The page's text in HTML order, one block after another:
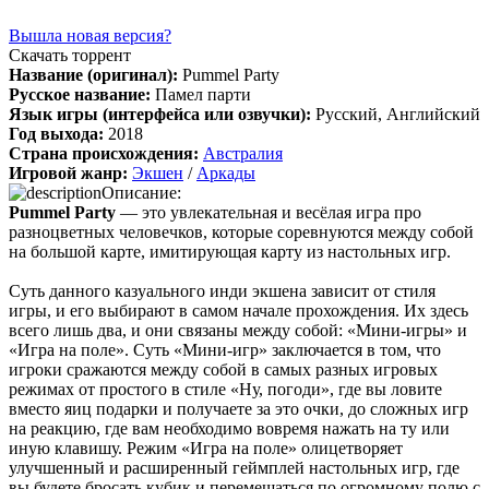
OST. На странице можно послушать онлайн полную версию,
включая треки от Paul Linford
Сборник получился добротный, наслаждайтесь!
Boycenunse:Добавьте пожалуйста саундтрек из игры NFS
Most Wanted, которая 2005 года.
Mifman:Добро пожаловать на игровой сайт mifman.ru
Делитесь играми с друзьями и добавляйте сайт в избранное.
В этом чате Вы можете общаться. Пишите свои отзывы и
комментарии к играм.
Вышла новая версия?
Скачать торрент
Название (оригинал): Pummel Party
Русское название: Памел парти
Язык игры (интерфейса или озвучки): Русский, Английский
Год выхода: 2018
Страна происхождения: Австралия
Игровой жанр: Экшен / Аркады
Описание:
Pummel Party — это увлекательная и весёлая игра про
разноцветных человечков, которые соревнуются между собой
на большой карте, имитирующая карту из настольных игр.
Суть данного казуального инди экшена зависит от стиля
игры, и его выбирают в самом начале прохождения. Их здесь
всего лишь два, и они связаны между собой: «Мини-игры» и
«Игра на поле». Суть «Мини-игр» заключается в том, что
игроки сражаются между собой в самых разных игровых
режимах от простого в стиле «Ну, погоди», где вы ловите
вместо яиц подарки и получаете за это очки, до сложных игр
на реакцию, где вам необходимо вовремя нажать на ту или
иную клавишу. Режим «Игра на поле» олицетворяет
улучшенный и расширенный геймплей настольных игр, где